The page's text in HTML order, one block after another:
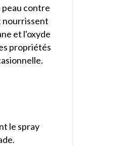
peau contre
nourrissent
et l'oxyde
propriétés
le spray